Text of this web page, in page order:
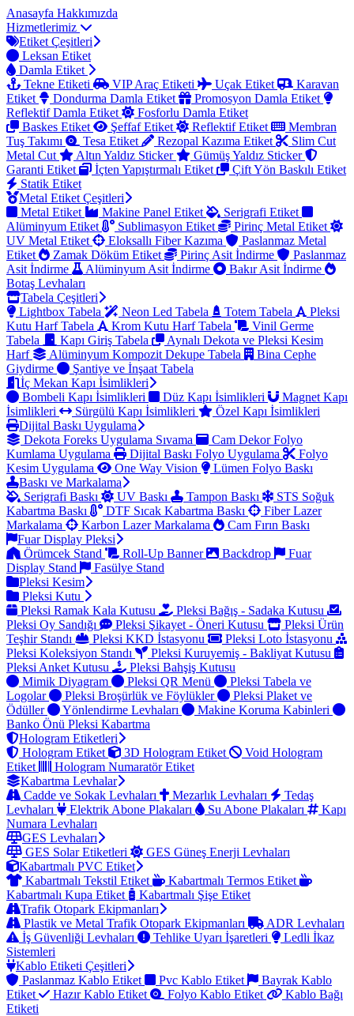
Anasayfa Hakkımızda
Hizmetlerimiz
Etiket Çeşitleri
Leksan Etiket
Damla Etiket
Tekne Etiketi
VIP Araç Etiketi Uçak Etiket
Karavan
Etiket
Dondurma Damla Etiket
Promosyon Damla Etiket
Reflektif Damla Etiket
Fosforlu Damla Etiket
Baskes Etiket
Şeffaf Etiket Reflektif Etiket
Membran
Tuş Takımı
Tesa Etiket Rezopal Kazıma Etiket
Slim Cut
Metal Cut
Altın Yaldız Sticker
Gümüş Yaldız Sticker
Garanti Etiket
İçten Yapıştırmalı Etiket
Çift Yön Baskılı Etiket
Statik Etiket
Metal Etiket Çeşitleri
Metal Etiket
Makine Panel Etiket
Serigrafi Etiket
Alüminyum Etiket
Sublimasyon Etiket
Pirinç Metal Etiket
UV Metal Etiket
Eloksallı Fiber Kazıma
Paslanmaz Metal
Etiket
Zamak Döküm Etiket Pirinç Asit İndirme
Paslanmaz
Asit İndirme
Alüminyum Asit İndirme
Bakır Asit İndirme
Botaş Levhaları
Tabela Çeşitleri
Lightbox Tabela
Neon Led Tabela Totem Tabela
Pleksi
Kutu Harf Tabela
Krom Kutu Harf Tabela
Vinil Germe
Tabela
Kapı Giriş Tabela
Aynalı Dekota ve Pleksi Kesim
Harf
Alüminyum Kompozit Dekupe Tabela
Bina Cephe
Giydirme
Şantiye ve İnşaat Tabela
İç Mekan Kapı İsimlikleri
Bombeli Kapı İsimlikleri
Düz Kapı İsimlikleri
Magnet Kapı
İsimlikleri
Sürgülü Kapı İsimlikleri
Özel Kapı İsimlikleri
Dijital Baskı Uygulama
Dekota Foreks Uygulama Sıvama
Cam Dekor Folyo
Kumlama Uygulama
Dijital Baskı Folyo Uygulama
Folyo
Kesim Uygulama
One Way Vision
Lümen Folyo Baskı
Baskı ve Markalama
Serigrafi Baskı
UV Baskı Tampon Baskı
STS Soğuk
Kabartma Baskı
DTF Sıcak Kabartma Baskı
Fiber Lazer
Markalama
Karbon Lazer Markalama
Cam Fırın Baskı
Fuar Display Pleksi
Örümcek Stand
Roll-Up Banner Backdrop
Fuar
Display Stand
Fasülye Stand
Pleksi Kesim
Pleksi Kutu
Pleksi Ramak Kala Kutusu
Pleksi Bağış - Sadaka Kutusu
Pleksi Oy Sandığı
Pleksi Şikayet - Öneri Kutusu
Pleksi Ürün
Teşhir Standı
Pleksi KKD İstasyonu
Pleksi Loto İstasyonu
Pleksi Koleksiyon Standı
Pleksi Kuruyemiş - Bakliyat Kutusu
Pleksi Anket Kutusu
Pleksi Bahşiş Kutusu
Mimik Diyagram
Pleksi QR Menü
Pleksi Tabela ve
Logolar
Pleksi Broşürlük ve Föylükler
Pleksi Plaket ve
Ödüller
Yönlendirme Levhaları
Makine Koruma Kabinleri
Banko Önü Pleksi Kabartma
Hologram Etiketleri
Hologram Etiket
3D Hologram Etiket
Void Hologram
Etiket
Hologram Numaratör Etiket
Kabartma Levhalar
Cadde ve Sokak Levhaları
Mezarlık Levhaları
Tedaş
Levhaları
Elektrik Abone Plakaları Su Abone Plakaları
Kapı
Numara Levhaları
GES Levhaları
GES Solar Etiketleri
GES Güneş Enerji Levhaları
Kabartmalı PVC Etiket
Kabartmalı Tekstil Etiket
Kabartmalı Termos Etiket
Kabartmalı Kupa Etiket
Kabartmalı Şişe Etiket
Trafik Otopark Ekipmanları
Plastik ve Metal Trafik Otopark Ekipmanları
ADR Levhaları
İş Güvenliği Levhaları
Tehlike Uyarı İşaretleri
Ledli İkaz
Sistemleri
Kablo Etiketi Çeşitleri
Paslanmaz Kablo Etiket
Pvc Kablo Etiket
Bayrak Kablo
Etiket
Hazır Kablo Etiket Folyo Kablo Etiket
Kablo Bağı
Etiketi